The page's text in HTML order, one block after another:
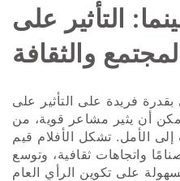
التأثير على
والثقافة
بقدرة فريدة على التأثير على
أن يثير مشاعر قوية، من
الأمل. تشكل الأفلام قيم
واتجاهات ثقافية، وتوسع